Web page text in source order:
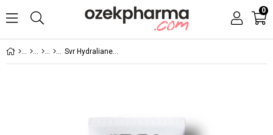
0
Svr Hydraliane Legere İntense Moisturizing Cream 40ml